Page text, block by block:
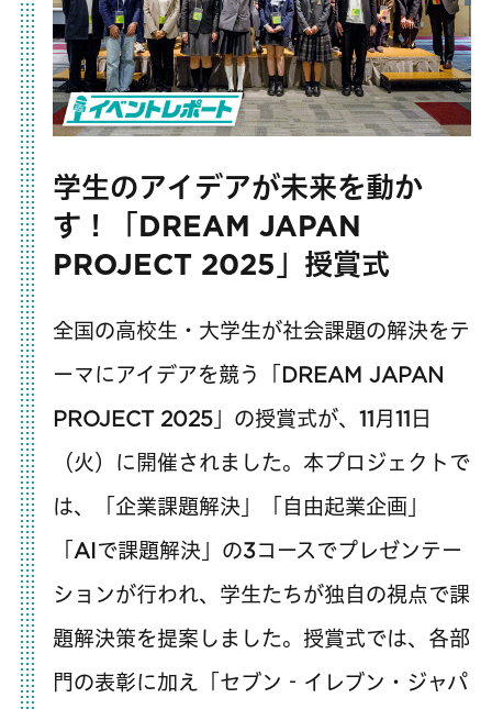
学生のアイデアが未来を動か
す！「DREAM JAPAN
PROJECT 2025」授賞式
全国の高校生・大学生が社会課題の解決をテ
ーマにアイデアを競う「DREAM JAPAN
PROJECT 2025」の授賞式が、11月11日
（火）に開催されました。本プロジェクトで
は、「企業課題解決」「自由起業企画」
「AIで課題解決」の3コースでプレゼンテー
ションが行われ、学生たちが独自の視点で課
題解決策を提案しました。授賞式では、各部
門の表彰に加え「セブン‐イレブン・ジャパ